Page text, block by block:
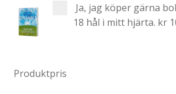
Ja, jag köper gärna
18 hål i mitt hjärta. kr
Produktpris